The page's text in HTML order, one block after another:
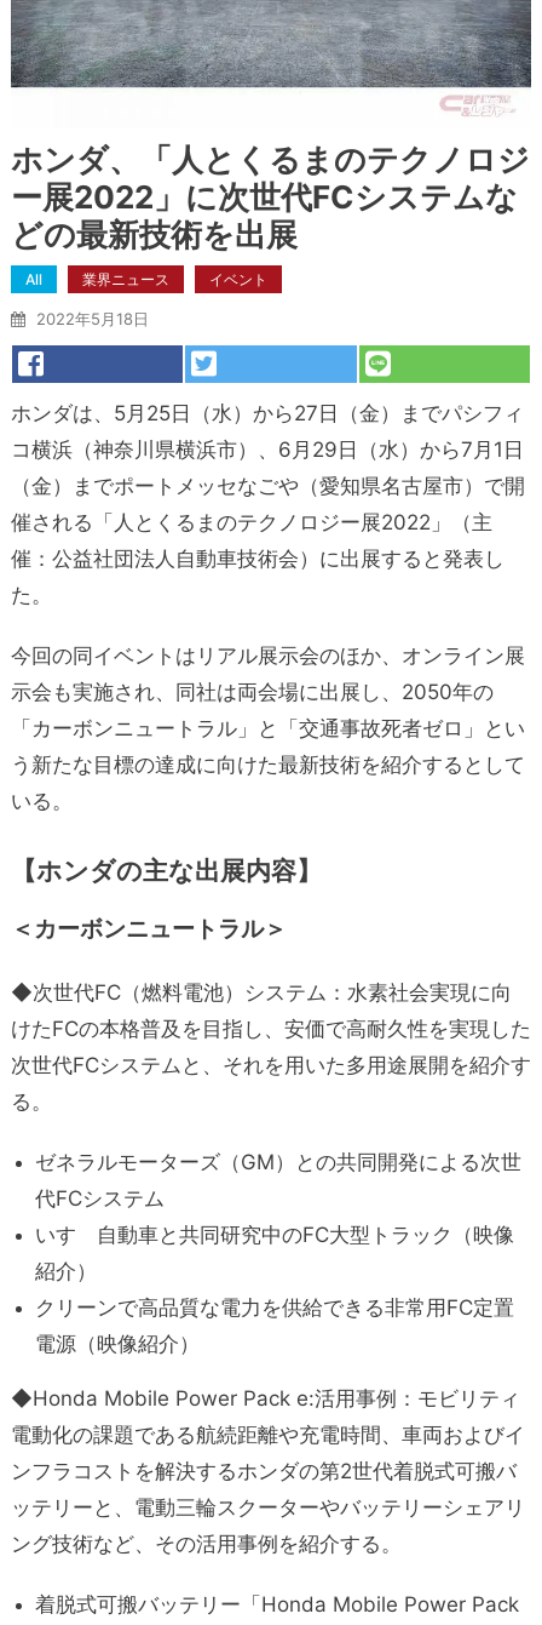
ホンダ、「人とくるまのテクノロジ
ー展2022」に次世代FCシステムな
どの最新技術を出展
All 業界ニュース イベント
2022年5月18日
ホンダは、5月25日（水）から27日（金）までパシフィ
コ横浜（神奈川県横浜市）、6月29日（水）から7月1日
（金）までポートメッセなごや（愛知県名古屋市）で開
催される「人とくるまのテクノロジー展2022」（主
催：公益社団法人自動車技術会）に出展すると発表し
た。
今回の同イベントはリアル展示会のほか、オンライン展
示会も実施され、同社は両会場に出展し、2050年の
「カーボンニュートラル」と「交通事故死者ゼロ」とい
う新たな目標の達成に向けた最新技術を紹介するとして
いる。
【ホンダの主な出展内容】
＜カーボンニュートラル＞
◆次世代FC（燃料電池）システム：水素社会実現に向
けたFCの本格普及を目指し、安価で高耐久性を実現した
次世代FCシステムと、それを用いた多用途展開を紹介す
る。
ゼネラルモーターズ（GM）との共同開発による次世
代FCシステム
いすゞ自動車と共同研究中のFC大型トラック（映像
紹介）
クリーンで高品質な電力を供給できる非常用FC定置
電源（映像紹介）
◆Honda Mobile Power Pack e:活用事例：モビリティ
電動化の課題である航続距離や充電時間、車両およびイ
ンフラコストを解決するホンダの第2世代着脱式可搬バ
ッテリーと、電動三輪スクーターやバッテリーシェアリ
ング技術など、その活用事例を紹介する。
着脱式可搬バッテリー「Honda Mobile Power Pack